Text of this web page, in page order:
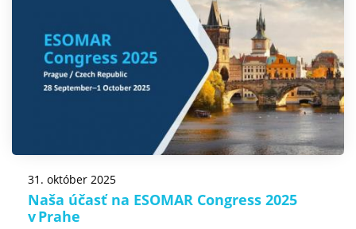
31. október 2025
Naša účasť na ESOMAR Congress 2025
v Prahe